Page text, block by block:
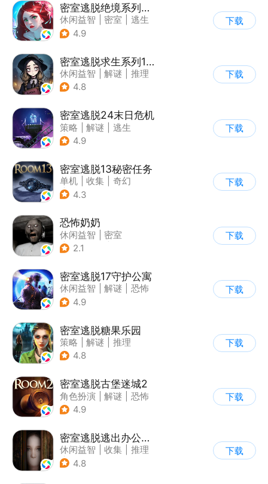
密室逃脱绝境系列4迷失森林
休闲益智 密室
逃生
| 密室逃脱
4.9
下载
密室逃脱求生系列1极地冒险
休闲益智 解谜
推理
| 密室逃脱
4.8
下载
密室逃脱24末日危机
策略 解谜
逃生
| 密室逃脱
4.9
下载
密室逃脱13秘密任务
单机 收集
奇幻
| 密室逃脱
4.3
下载
恐怖奶奶
休闲益智
密室
| 恐怖奶奶
2.1
下载
密室逃脱17守护公寓
休闲益智 解谜
恐怖
| 密室逃脱
4.9
下载
密室逃脱糖果乐园
策略 解谜
推理
| 密室逃脱
4.8
下载
密室逃脱古堡迷城2
角色扮演 解谜
恐怖
| 密室逃脱
4.9
下载
密室逃脱逃出办公室3
休闲益智 收集
推理
| 密室逃脱
4.8
下载